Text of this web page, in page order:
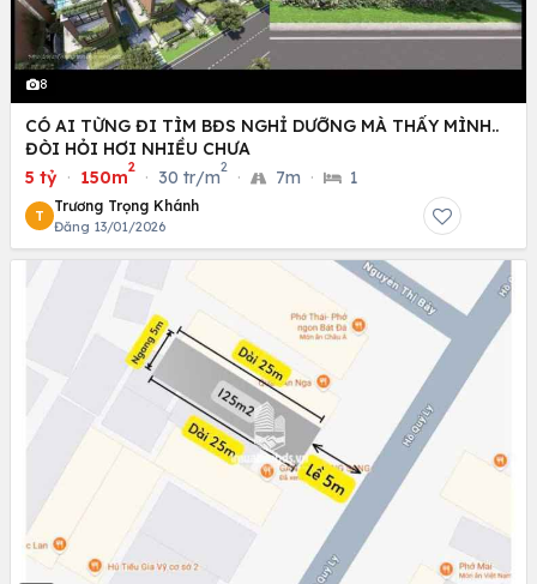
8
CÓ AI TỪNG ĐI TÌM BĐS NGHỈ DƯỠNG MÀ THẤY MÌNH..
ĐÒI HỎI HƠI NHIỀU CHƯA
5 tỷ · 150m
2
· 30 tr/m
2
· 7m · 1
T
Trương Trọng Khánh
Đăng 13/01/2026